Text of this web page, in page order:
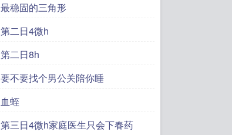
最稳固的三角形
第二日4微h
第二日8h
要不要找个男公关陪你睡
血蛭
第三日4微h家庭医生只会下春药